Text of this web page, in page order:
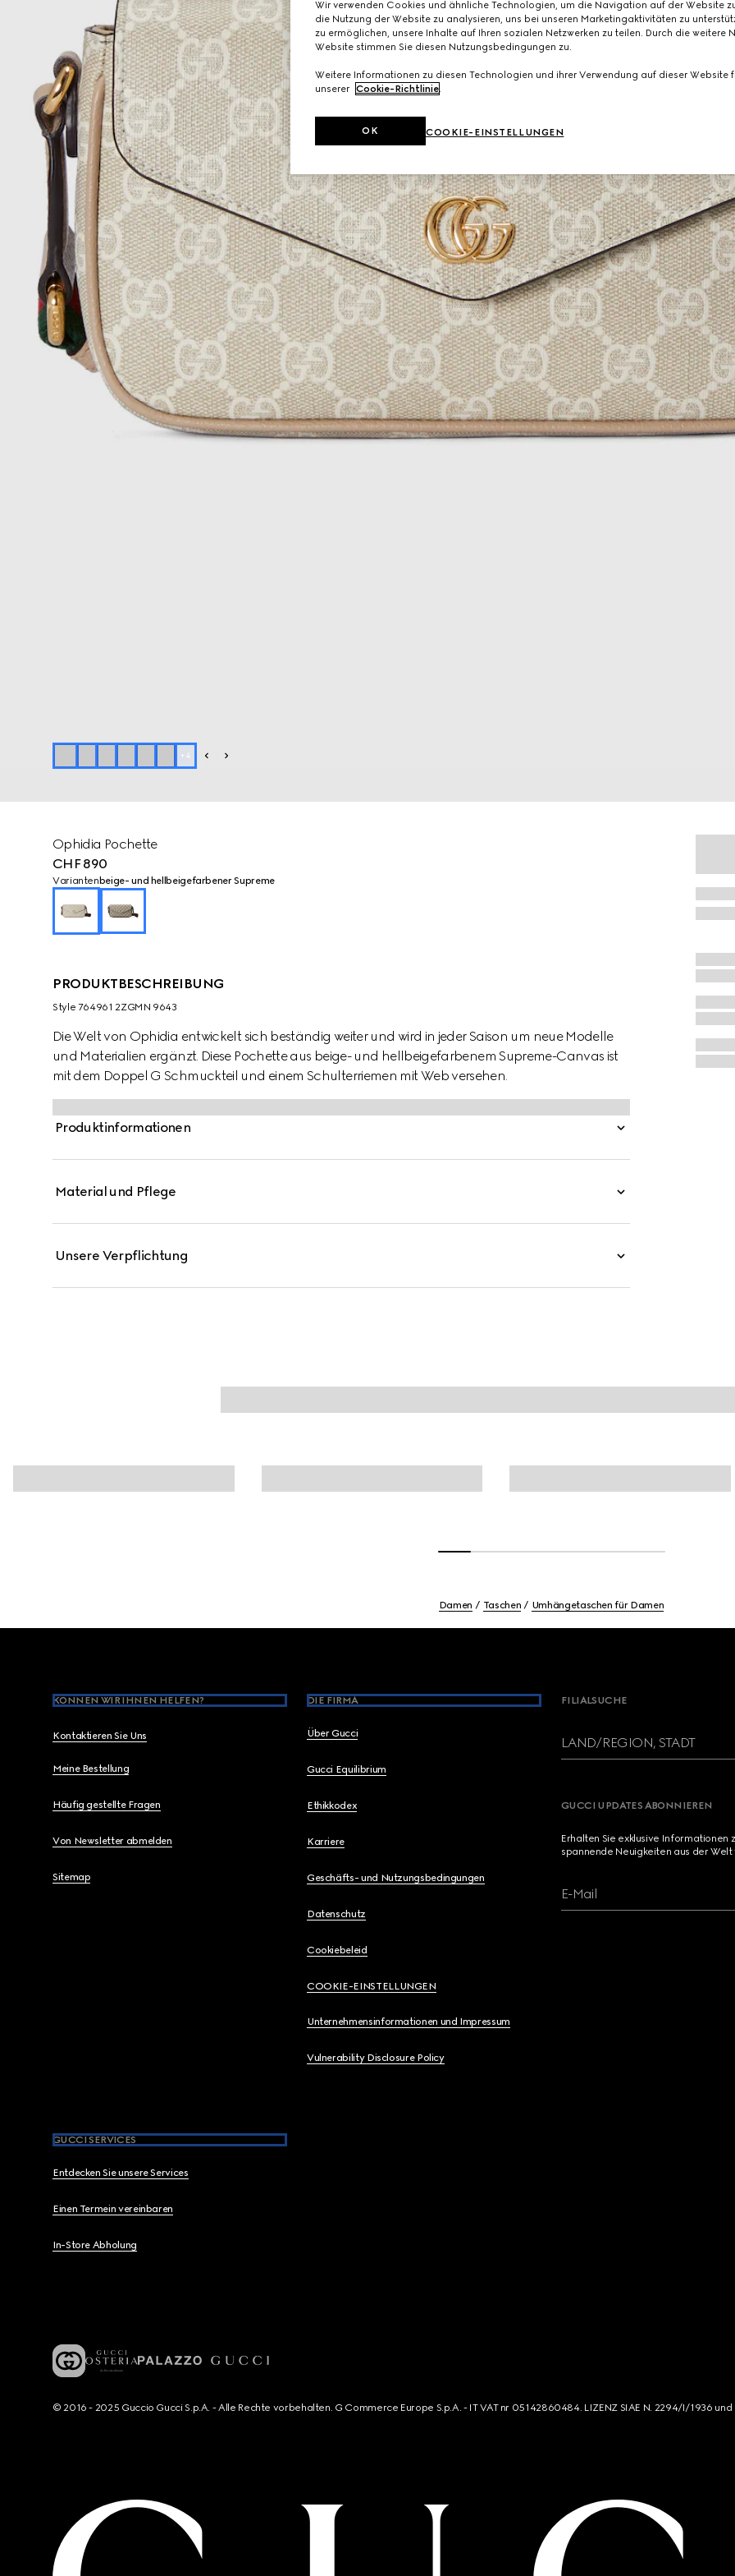
+ 4
Ophidia Pochette
CHF 890
Varianten beige- und hellbeigefarbener Supreme
PRODUKTBESCHREIBUNG
Style ‎764961 2ZGMN 9643
Die Welt von Ophidia entwickelt sich beständig weiter und wird in jeder Saison um neue Modelle
und Materialien ergänzt. Diese Pochette aus beige- und hellbeigefarbenem Supreme-Canvas ist
mit dem Doppel G Schmuckteil und einem Schulterriemen mit Web versehen.
Produktinformationen
Material und Pflege
Unsere Verpflichtung
Damen Taschen Umhängetaschen für Damen
KÖNNEN WIR IHNEN HELFEN?
Kontaktieren Sie Uns
Meine Bestellung
Häufig gestellte Fragen
Von Newsletter abmelden
Sitemap
DIE FIRMA
Über Gucci
Gucci Equilibrium
Ethikkodex
Karriere
Geschäfts- und Nutzungsbedingungen
Datenschutz
Cookiebeleid
COOKIE-EINSTELLUNGEN
Unternehmensinformationen und Impressum
Vulnerability Disclosure Policy
GUCCI SERVICES
Entdecken Sie unsere Services
Einen Termein vereinbaren
In-Store Abholung
FILIALSUCHE
LAND/REGION, STADT
GUCCI UPDATES ABONNIEREN
Erhalten Sie exklusive
spannende Neuigkeiten aus der Welt
E-Mail
© 2016 - 2025 Guccio Gucci S.p.A. - Alle Rechte vorbehalten. G Commerce Europe S.p.A. - IT VAT nr 05142860484. LIZENZ SIAE N. 2294/I/1936
Wir verwenden Cookies und ähnliche Technologien, um die Navigation auf der Website
die Nutzung der Website zu analysieren, uns bei unseren Marketingaktivitäten zu
zu ermöglichen, unsere Inhalte auf Ihren sozialen Netzwerken zu teilen. Durch die weitere
Website stimmen Sie diesen Nutzungsbedingungen zu.
Weitere Informationen zu diesen Technologien und ihrer Verwendung auf dieser Website
unserer Cookie-Richtlinie
COOKIE-EINSTELLUNGEN
OK